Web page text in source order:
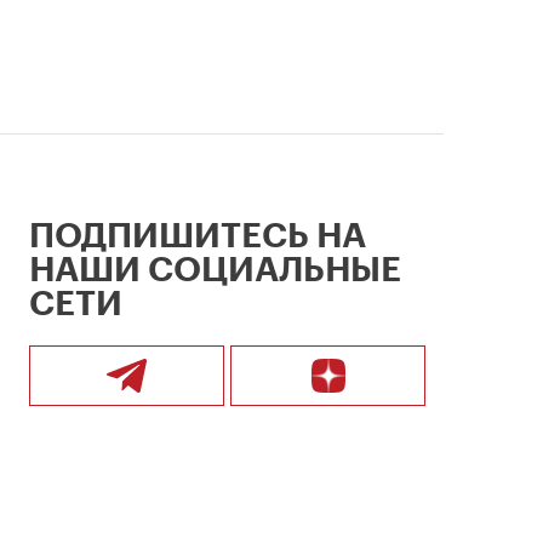
ПОДПИШИТЕСЬ НА
НАШИ СОЦИАЛЬНЫЕ
СЕТИ